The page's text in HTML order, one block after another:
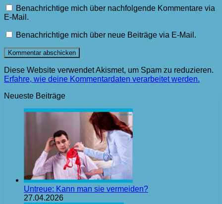
Benachrichtige mich über nachfolgende Kommentare via
E-Mail.
Benachrichtige mich über neue Beiträge via E-Mail.
Diese Website verwendet Akismet, um Spam zu reduzieren.
Erfahre, wie deine Kommentardaten verarbeitet werden.
Neueste Beiträge
Untreue: Kann man sie vermeiden?
27.04.2026